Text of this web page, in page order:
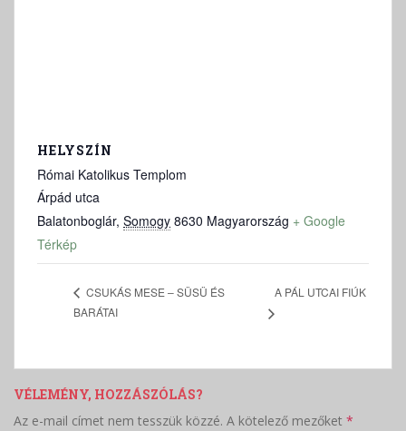
HELYSZÍN
Római Katolikus Templom
Árpád utca
Balatonboglár, Somogy 8630 Magyarország + Google
Térkép
CSUKÁS MESE – SÜSÜ ÉS
BARÁTAI
A PÁL UTCAI FIÚK
VÉLEMÉNY, HOZZÁSZÓLÁS?
Az e-mail címet nem tesszük közzé. A kötelező mezőket *